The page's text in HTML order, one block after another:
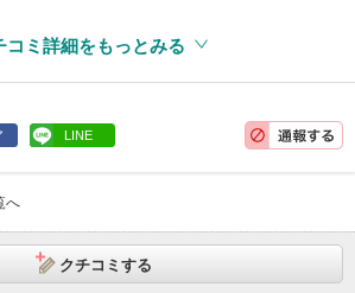
コミ詳細をもっとみる
LINE
へ
クチコミする